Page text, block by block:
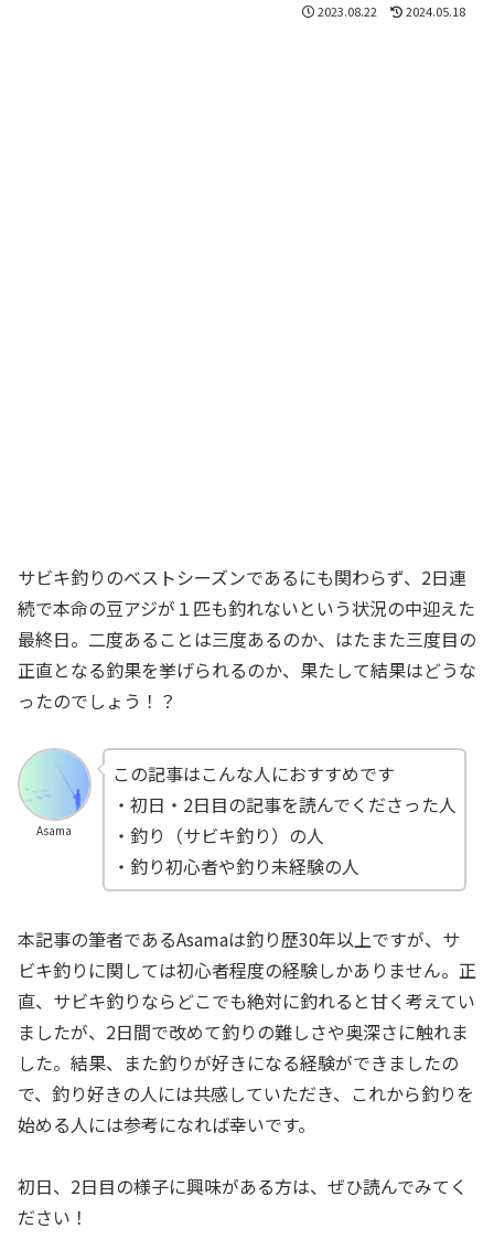
2023.08.22 2024.05.18
サビキ釣りのベストシーズンであるにも関わらず、2日連
続で本命の豆アジが１匹も釣れないという状況の中迎えた
最終日。二度あることは三度あるのか、はたまた三度目の
正直となる釣果を挙げられるのか、果たして結果はどうな
ったのでしょう！？
Asama
この記事はこんな人におすすめです
・初日・2日目の記事を読んでくださった人
・釣り（サビキ釣り）の人
・釣り初心者や釣り未経験の人
本記事の筆者であるAsamaは釣り歴30年以上ですが、サ
ビキ釣りに関しては初心者程度の経験しかありません。正
直、サビキ釣りならどこでも絶対に釣れると甘く考えてい
ましたが、2日間で改めて釣りの難しさや奥深さに触れま
した。結果、また釣りが好きになる経験ができましたの
で、釣り好きの人には共感していただき、これから釣りを
始める人には参考になれば幸いです。
初日、2日目の様子に興味がある方は、ぜひ読んでみてく
ださい！